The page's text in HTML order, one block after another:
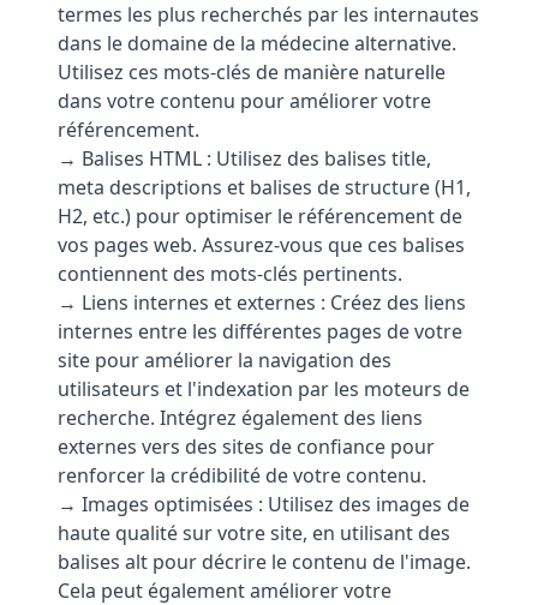
termes les plus recherchés par les internautes
dans le domaine de la médecine alternative.
Utilisez ces mots-clés de manière naturelle
dans votre contenu pour améliorer votre
référencement.
→ Balises HTML : Utilisez des balises title,
meta descriptions et balises de structure (H1,
H2, etc.) pour optimiser le référencement de
vos pages web. Assurez-vous que ces balises
contiennent des mots-clés pertinents.
→ Liens internes et externes : Créez des liens
internes entre les différentes pages de votre
site pour améliorer la navigation des
utilisateurs et l'indexation par les moteurs de
recherche. Intégrez également des liens
externes vers des sites de confiance pour
renforcer la crédibilité de votre contenu.
→ Images optimisées : Utilisez des images de
haute qualité sur votre site, en utilisant des
balises alt pour décrire le contenu de l'image.
Cela peut également améliorer votre